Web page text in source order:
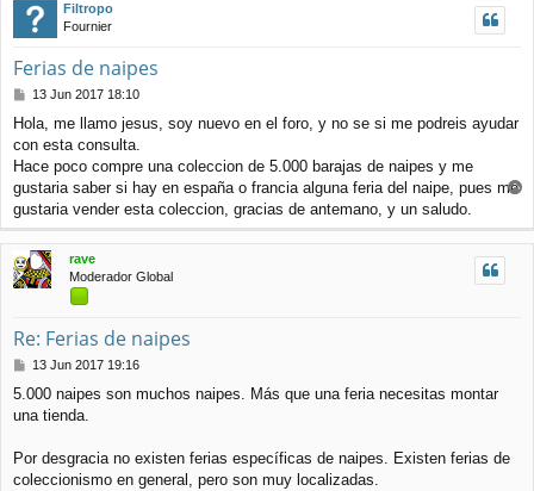
Filtropo
Fournier
Ferias de naipes
M
n
s
a
j
13 Jun 2017 18:10
Hola, me llamo jesus, soy nuevo en el foro, y no se si me podreis ayudar
con esta consulta.
Hace poco compre una coleccion de 5.000 barajas de naipes y me
gustaria saber si hay en españa o francia alguna feria del naipe, pues me
gustaria vender esta coleccion, gracias de antemano, y un saludo.
r
i
rave
Moderador Global
Re: Ferias de naipes
M
n
s
j
e
13 Jun 2017 19:16
5.000 naipes son muchos naipes. Más que una feria necesitas montar
una tienda.
Por desgracia no existen ferias específicas de naipes. Existen ferias de
coleccionismo en general, pero son muy localizadas.